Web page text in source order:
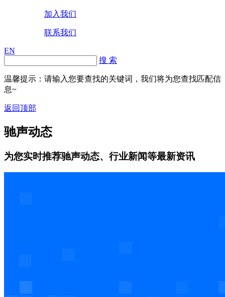
加入我们
联系我们
EN
搜 索
温馨提示：请输入您要查找的关键词，我们将为您查找匹配信
息~
返回顶部
驰声动态
为您实时推荐驰声动态、行业新闻等最新资讯